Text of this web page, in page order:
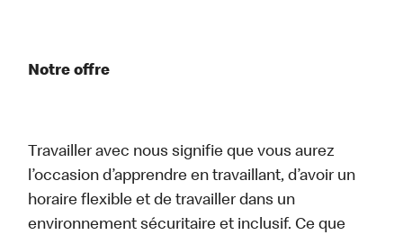
Notre offre
Travailler avec nous signifie que vous aurez
l’occasion d’apprendre en travaillant, d’avoir un
horaire flexible et de travailler dans un
environnement sécuritaire et inclusif. Ce que